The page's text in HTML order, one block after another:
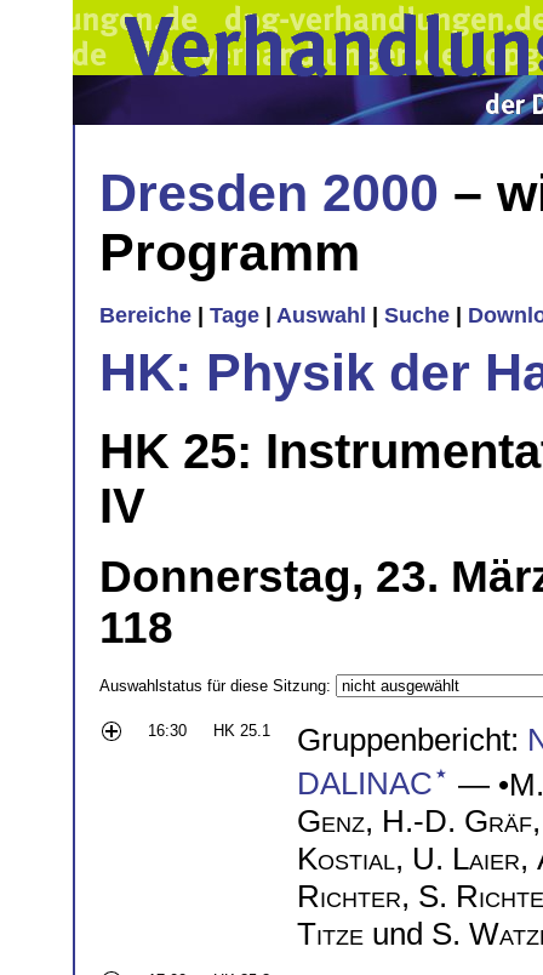
Dresden 2000 –
Programm
Bereiche Tage Auswahl Suche
HK: Physik der
HK 25:
IV
Donnerstag, 23.
118
Auswahlstatus für diese Sitzung:
16:30 HK 25.1 Gruppenbericht:
DALINAC⋆ — •
Genz, H.-D. Gräf
Kostial, U. Laier,
Richter, S.
Titze und S.